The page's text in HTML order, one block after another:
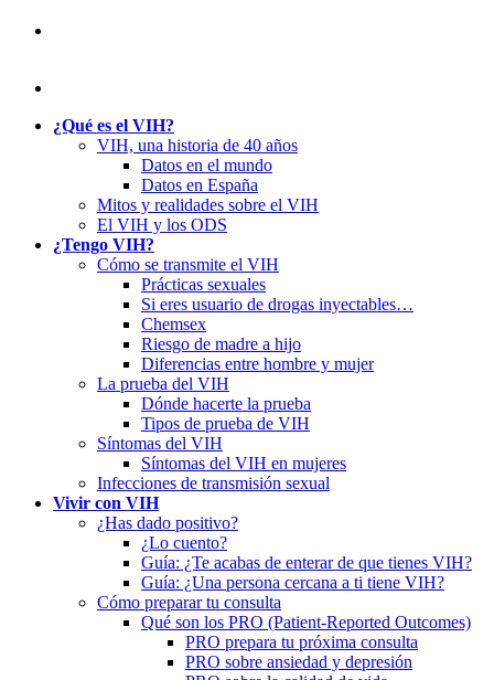
¿Qué es el VIH?
VIH, una historia de 40 años
Datos en el mundo
Datos en España
Mitos y realidades sobre el VIH
El VIH y los ODS
¿Tengo VIH?
Cómo se transmite el VIH
Prácticas sexuales
Si eres usuario de drogas inyectables…
Chemsex
Riesgo de madre a hijo
Diferencias entre hombre y mujer
La prueba del VIH
Dónde hacerte la prueba
Tipos de prueba de VIH
Síntomas del VIH
Síntomas del VIH en mujeres
Infecciones de transmisión sexual
Vivir con VIH
¿Has dado positivo?
¿Lo cuento?
Guía: ¿Te acabas de enterar de que tienes VIH?
Guía: ¿Una persona cercana a ti tiene VIH?
Cómo preparar tu consulta
Qué son los PRO (Patient-Reported Outcomes)
PRO prepara tu próxima consulta
PRO sobre ansiedad y depresión